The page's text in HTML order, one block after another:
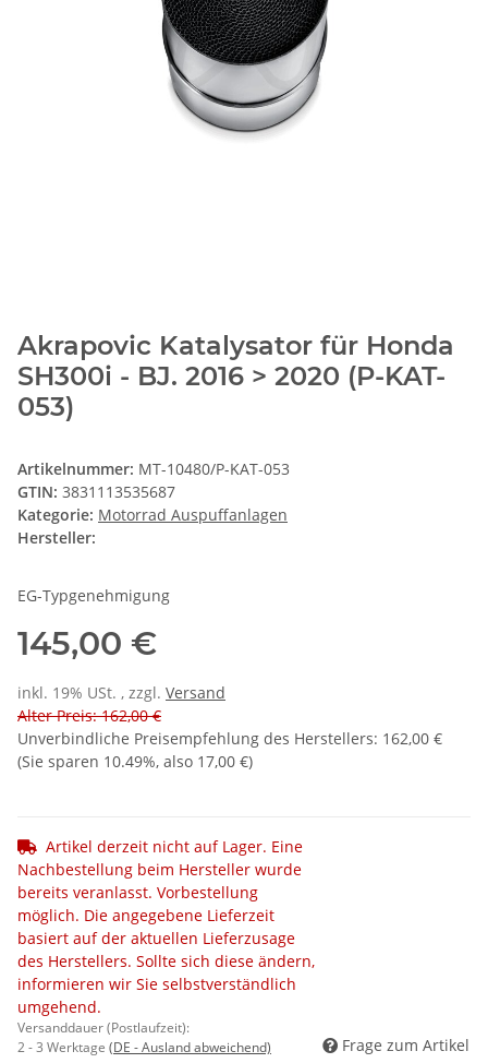
Akrapovic Katalysator für Honda
SH300i - BJ. 2016 > 2020 (P-KAT-
053)
Artikelnummer: MT-10480/P-KAT-053
GTIN: 3831113535687
Kategorie: Motorrad Auspuffanlagen
Hersteller:
EG-Typgenehmigung
145,00 €
inkl. 19% USt. , zzgl. Versand
Alter Preis: 162,00 €
Unverbindliche Preisempfehlung des Herstellers: 162,00 €
(Sie sparen 10.49%, also 17,00 €)
Artikel derzeit nicht auf Lager. Eine
Nachbestellung beim Hersteller wurde
bereits veranlasst. Vorbestellung
möglich. Die angegebene Lieferzeit
basiert auf der aktuellen Lieferzusage
des Herstellers. Sollte sich diese ändern,
informieren wir Sie selbstverständlich
umgehend.
Versanddauer (Postlaufzeit):
2 - 3 Werktage (DE - Ausland abweichend) Frage zum Artikel